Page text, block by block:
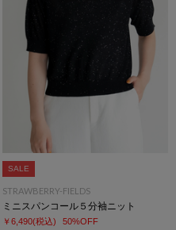
SALE
STRAWBERRY-FIELDS
ミニスパンコール５分袖ニット
￥6,490(税込) 50%OFF